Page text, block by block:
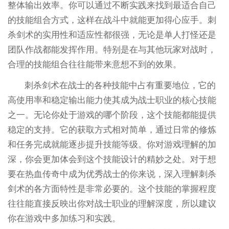
整体输出效率。你可以通过不断实践来找到最适合自己
的技能组合方式，这样在战斗中就能更加得心应手。刺
杀剑术的实用性和适应性都很强，无论是单人打怪还是
团队作战都能发挥作用。特别是在与其他玩家对战时，
合理的技能组合往往能带来意想不到的效果。
刺杀剑术在战士的各种技能中占有重要地位，它的
高使用率和稳定输出能力使其成为战士职业的核心技能
之一。无论你处于游戏的哪个阶段，这个技能都能提供
稳定的支持。它的获取方式相对简单，通过日常的修炼
和任务完成就能逐步提升技能等级。你对游戏理解的加
深，你会更加体会到这个技能设计的精妙之处。对于想
要在热血传奇中成为优秀战士的你来说，深入理解刺杀
剑术的各方面特性是非常必要的。这个技能的掌握程度
往往能直接反映出你对战士职业的理解深度，所以建议
你在游戏中多加练习和实践。